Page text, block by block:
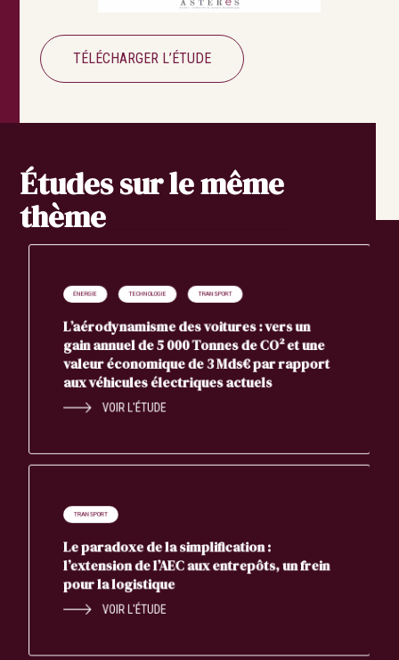
TÉLÉCHARGER L’ÉTUDE
Études sur le même
thème
ÉNERGIE TECHNOLOGIE TRANSPORT
L’aérodynamisme des voitures : vers un
gain annuel de 5 000 Tonnes de CO² et une
valeur économique de 3 Mds€ par rapport
aux véhicules électriques actuels
VOIR L'ÉTUDE
TRANSPORT
Le paradoxe de la simplification :
l’extension de l’AEC aux entrepôts, un frein
pour la logistique
VOIR L'ÉTUDE